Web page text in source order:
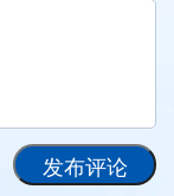
发布评论